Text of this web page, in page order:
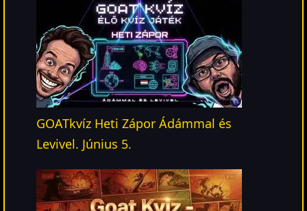
GOATkvíz Heti Zápor Ádámmal és
Levivel. Június 5.